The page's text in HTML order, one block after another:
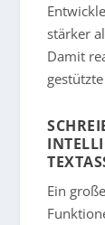
stärker
Damit
Ein